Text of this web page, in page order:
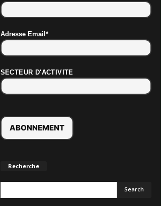
Adresse Email*
SECTEUR D'ACTIVITE
Recherche